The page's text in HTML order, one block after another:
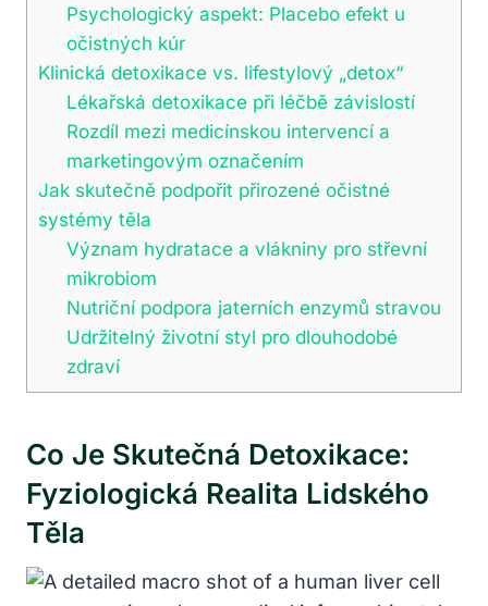
Psychologický aspekt: Placebo efekt u
očistných kúr
Klinická detoxikace vs. lifestylový „detox“
Lékařská detoxikace při léčbě závislostí
Rozdíl mezi medicínskou intervencí a
marketingovým označením
Jak skutečně podpořit přirozené očistné
systémy těla
Význam hydratace a vlákniny pro střevní
mikrobiom
Nutriční podpora jaterních enzymů stravou
Udržitelný životní styl pro dlouhodobé
zdraví
Co Je Skutečná Detoxikace:
Fyziologická Realita Lidského
Těla